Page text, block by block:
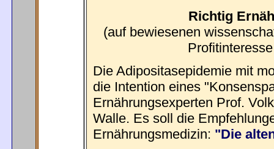
Richtig
(auf bewiesenen
Die Adipositasepidemie mit
die Intention eines
Ernährungsexperten Prof.
Walle. Es soll die
Ernährungsmedizin: "Die